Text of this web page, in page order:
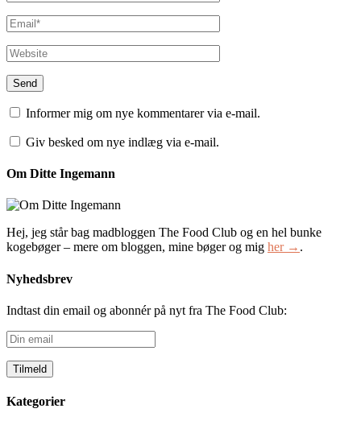
Informer mig om nye kommentarer via e-mail.
Giv besked om nye indlæg via e-mail.
Om Ditte Ingemann
Hej, jeg står bag madbloggen The Food Club og en hel bunke
kogebøger – mere om bloggen, mine bøger og mig her → .
Nyhedsbrev
Indtast din email og abonnér på nyt fra The Food Club:
Din
email
Kategorier